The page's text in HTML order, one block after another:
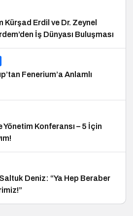
Kürşad Erdil ve Dr. Zeynel
İş Dünyası Buluşması
Fenerium’a Anlamlı
Yönetim Konferansı – 5 İçin
Deniz: “Ya Hep Beraber